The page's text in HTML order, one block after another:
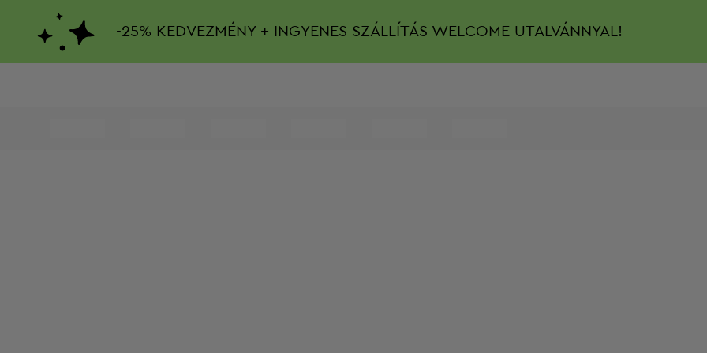
-25% KEDVEZMÉNY + INGYENES SZÁLLÍTÁS WELCOME UTALVÁNNYAL!